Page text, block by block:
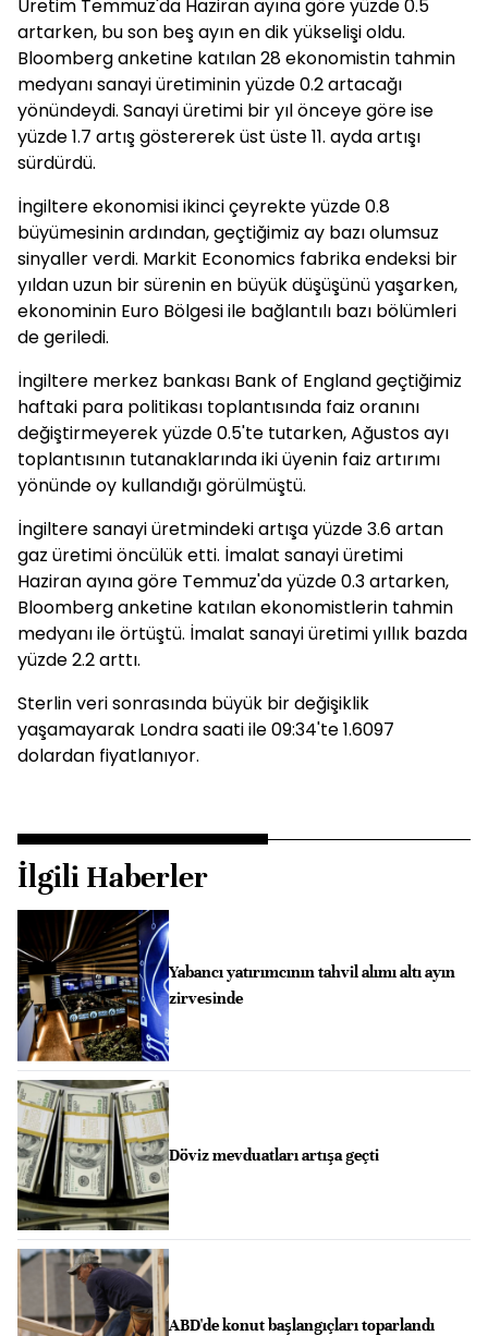
Üretim Temmuz'da Haziran ayına göre yüzde 0.5
artarken, bu son beş ayın en dik yükselişi oldu.
Bloomberg anketine katılan 28 ekonomistin tahmin
medyanı sanayi üretiminin yüzde 0.2 artacağı
yönündeydi. Sanayi üretimi bir yıl önceye göre ise
yüzde 1.7 artış göstererek üst üste 11. ayda artışı
sürdürdü.
İngiltere ekonomisi ikinci çeyrekte yüzde 0.8
büyümesinin ardından, geçtiğimiz ay bazı olumsuz
sinyaller verdi. Markit Economics fabrika endeksi bir
yıldan uzun bir sürenin en büyük düşüşünü yaşarken,
ekonominin Euro Bölgesi ile bağlantılı bazı bölümleri
de geriledi.
İngiltere merkez bankası Bank of England geçtiğimiz
haftaki para politikası toplantısında faiz oranını
değiştirmeyerek yüzde 0.5'te tutarken, Ağustos ayı
toplantısının tutanaklarında iki üyenin faiz artırımı
yönünde oy kullandığı görülmüştü.
İngiltere sanayi üretmindeki artışa yüzde 3.6 artan
gaz üretimi öncülük etti. İmalat sanayi üretimi
Haziran ayına göre Temmuz'da yüzde 0.3 artarken,
Bloomberg anketine katılan ekonomistlerin tahmin
medyanı ile örtüştü. İmalat sanayi üretimi yıllık bazda
yüzde 2.2 arttı.
Sterlin veri sonrasında büyük bir değişiklik
yaşamayarak Londra saati ile 09:34'te 1.6097
dolardan fiyatlanıyor.
İlgili Haberler
Yabancı yatırımcının tahvil alımı altı ayın
zirvesinde
Döviz mevduatları artışa geçti
ABD'de konut başlangıçları toparlandı